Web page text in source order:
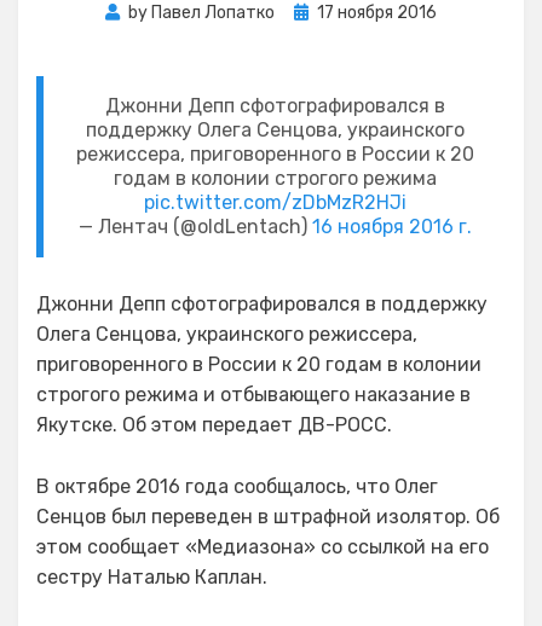
by Павел Лопатко
Posted
17 ноября 2016
Джонни Депп сфотографировался в
поддержку Олега Сенцова, украинского
режиссера, приговоренного в России к 20
годам в колонии строгого режима
pic.twitter.com/zDbMzR2HJi
— Лентач (@oldLentach) 16 ноября 2016 г.
Джонни Депп сфотографировался в поддержку
Олега Сенцова, украинского режиссера,
приговоренного в России к 20 годам в колонии
строгого режима и отбывающего наказание в
Якутске. Об этом передает ДВ-РОСС.
В октябре 2016 года сообщалось, что Олег
Сенцов был переведен в штрафной изолятор. Об
этом сообщает «Медиазона» со ссылкой на его
сестру Наталью Каплан.